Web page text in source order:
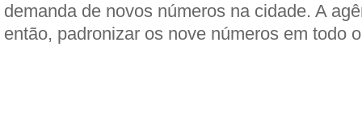
demanda de novos números na cidade. A
então, padronizar os nove números em todo